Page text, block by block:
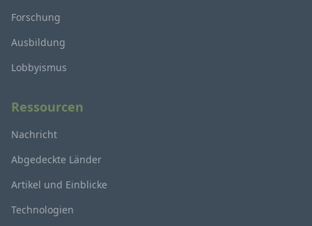
Forschung
Ausbildung
Lobbyismus
Ressourcen
Nachricht
Abgedeckte Länder
Artikel und Einblicke
Technologien